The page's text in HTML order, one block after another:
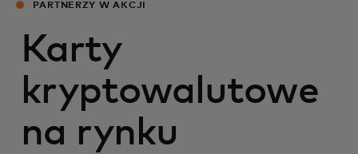
PARTNERZY W AKCJI
Karty
kryptowalutowe
na rynku